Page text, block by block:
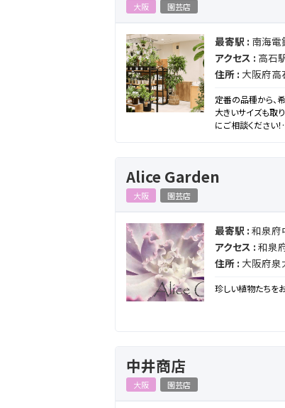
大阪 園芸店
最寄駅 : 南海
アクセス : 高石
住所 : 大阪府高
定番の品種から、
大きいサイズも取
にご相談ください！
Alice Garden
大阪 園芸店
最寄駅 : 和泉府
アクセス : 和泉
住所 : 大阪府
珍しい植物たちを
中井商店
大阪 園芸店